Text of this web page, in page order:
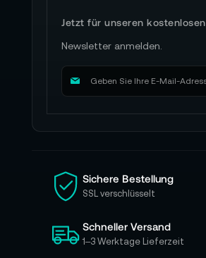
Jetzt für unseren kostenlosen
Newsletter anmelden.
M
d
i
e
s
c
h
Sichere Bestellung
SSL verschlüsselt
Schneller Versand
1–3 Werktage Lieferzeit